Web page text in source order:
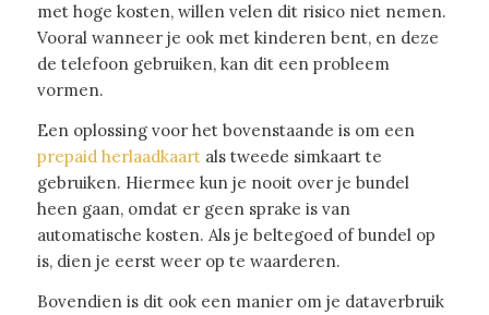
met hoge kosten, willen velen dit risico niet nemen.
Vooral wanneer je ook met kinderen bent, en deze
de telefoon gebruiken, kan dit een probleem
vormen.
Een oplossing voor het bovenstaande is om een
prepaid herlaadkaartals tweede simkaart te
gebruiken. Hiermee kun je nooit over je bundel
heen gaan, omdat er geen sprake is van
automatische kosten. Als je beltegoed of bundel op
is, dien je eerst weer op te waarderen.
Bovendien is dit ook een manier om je dataverbruik